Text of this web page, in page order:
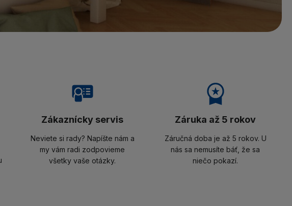
Zákaznícky servis
Neviete si rady? Napíšte nám a
my vám radi zodpovieme
všetky vaše otázky.
Záruka až 5 rokov
Záručná doba je až 5 rokov. U
nás sa nemusíte báť, že sa
niečo pokazí.